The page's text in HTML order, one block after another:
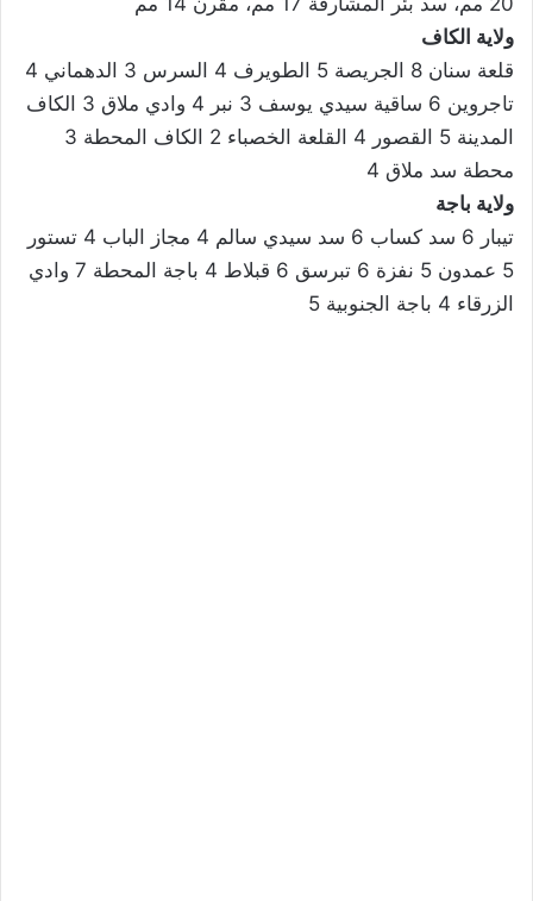
ولاية الكاف
قلعة سنان 8 الجريصة 5 الطويرف 4 السرس 3 الدهماني 4
تاجروين 6 ساقية سيدي يوسف 3 نبر 4 وادي ملاق 3 الكاف
المدينة 5 القصور 4 القلعة الخصباء 2 الكاف المحطة 3
محطة سد ملاق 4
ولاية باجة
تيبار 6 سد كساب 6 سد سيدي سالم 4 مجاز الباب 4 تستور
5 عمدون 5 نفزة 6 تبرسق 6 قبلاط 4 باجة المحطة 7 وادي
الزرقاء 4 باجة الجنوبية 5